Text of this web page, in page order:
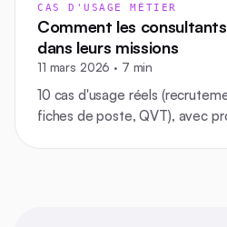
CAS D'USAGE MÉTIER
Comment les
dans leurs missions
11 mars 2026 · 7 min
10 cas d'usage réels
fiches de poste, QVT), avec